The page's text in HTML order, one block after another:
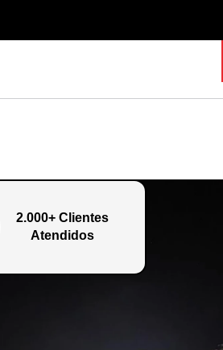
2.000+ Clientes
Atendidos